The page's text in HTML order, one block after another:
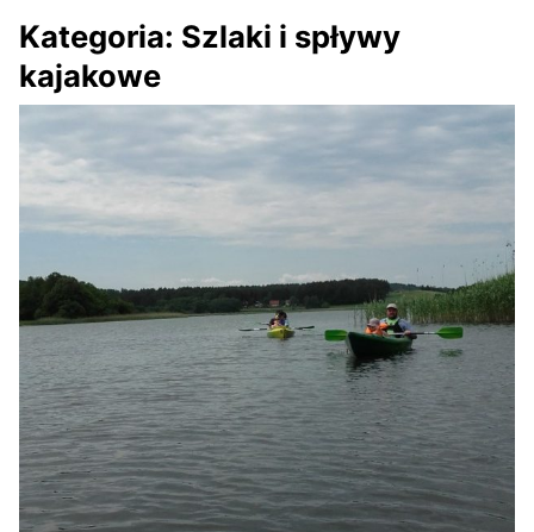
Kategoria: Szlaki i spływy
kajakowe